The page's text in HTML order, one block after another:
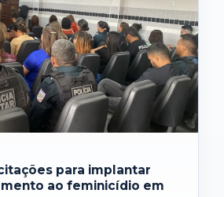
para implantar
ao feminicídio em